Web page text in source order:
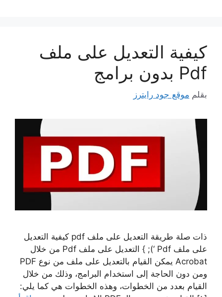
كيفية التعديل على ملف
Pdf بدون برامج
بقلم موقع جود رايترز
ذات صلة طريقة التعديل على ملف pdf كيفية التعديل
على ملف Pdf ‘); } التعديل على ملف Pdf من خلال
Acrobat يمكن القيام بالتعديل على ملف من نوع PDF
ومن دون الحاجة إلى استخدام البرامج، وذلك من خلال
القيام بعدد من الخطوات، وهذه الخطوات هي كما يلي: